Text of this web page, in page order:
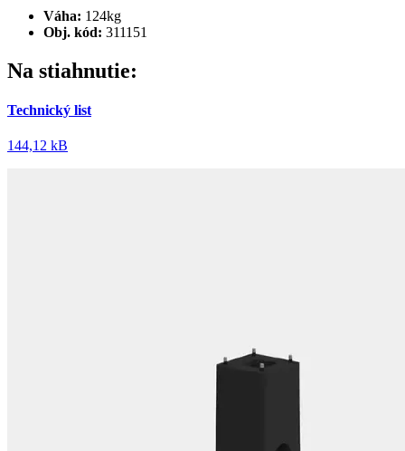
Váha: 124kg
Obj. kód: 311151
Na stiahnutie:
Technický list
144,12 kB